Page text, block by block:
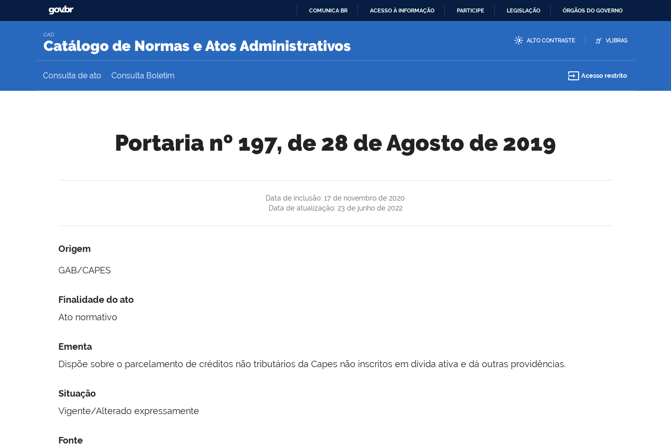
O
CONTEÚDO
COMUNICA BR ACESSO À INFORMAÇÃO PARTICIPE LEGISLAÇÃO ÓRGÃOS DO GOVERNO
Catálogo de Normas e Atos Administrativos
CAD
ALTO CONTRASTE VLIBRAS
Consulta de ato Consulta Boletim input Acesso restrito
Portaria nº 197, de 28 de Agosto de 2019
Data de inclusão: 17 de novembro de 2020
Data de atualização: 23 de junho de 2022
Origem
GAB/CAPES
Finalidade do ato
Ato normativo
Ementa
Dispõe sobre o parcelamento de créditos não tributários da Capes não inscritos em dívida ativa e dá outras providências.
Situação
Vigente/Alterado expressamente
Fonte